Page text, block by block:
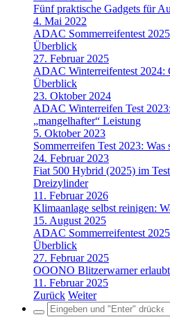
Fünf praktische Gadgets für
4. Mai 2022
ADAC Sommerreifentest
Überblick
27. Februar 2025
ADAC Winterreifentest 2024:
Überblick
23. Oktober 2024
ADAC Winterreifen Test
„mangelhafter“ Leistung
5. Oktober 2023
Sommerreifen Test 2023: Was
24. Februar 2023
Fiat 500 Hybrid (2025) im
Dreizylinder
11. Februar 2026
Klimaanlage selbst reinigen:
15. August 2025
ADAC Sommerreifentest
Überblick
27. Februar 2025
OOONO Blitzerwarner
11. Februar 2025
Zurück Weiter
Search
for: